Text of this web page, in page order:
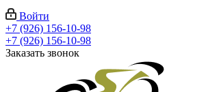
Войти
+7 (926) 156-10-98
+7 (926) 156-10-98
Заказать звонок